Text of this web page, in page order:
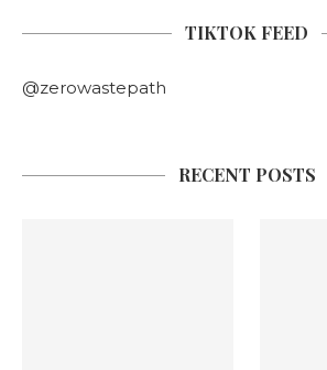
TIKTOK FEED
@zerowastepath
RECENT POSTS